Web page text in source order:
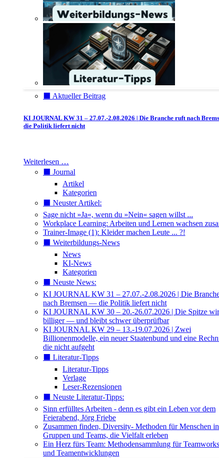
⬛️ Aktueller Beitrag
KI JOURNAL KW 31 – 27.07.-2.08.2026 | Die Branche ruft nach
die Politik liefert nicht
Weiterlesen …
⬛️ Journal
Artikel
Kategorien
⬛️ Neuster Artikel:
Sage nicht »Ja«, wenn du »Nein« sagen willst ...
Workplace Learning: Arbeiten und Lernen wachsen
Trainer-Image (1): Kleider machen Leute ... ?!
⬛️ Weiterbildungs-News
News
KI-News
Kategorien
⬛️ Neuste News:
KI JOURNAL KW 31 – 27.07.-2.08.2026 | Die
nach Bremsen — die Politik liefert nicht
KI JOURNAL KW 30 – 20.-26.07.2026 | Die Spitze
billiger — und bleibt schwer überprüfbar
KI JOURNAL KW 29 – 13.-19.07.2026 | Zwei
Billionenmodelle, ein neuer Staatenbund und eine
die nicht aufgeht
⬛️ Literatur-Tipps
Literatur-Tipps
Verlage
Leser-Rezensionen
⬛️ Neuste Literatur-Tipps:
Sinn erfülltes Arbeiten - denn es gibt ein Leben vor dem
Feierabend, Jörg Friebe
Zusammen finden, Diversity- Methoden für Menschen in
Gruppen und Teams, die Vielfalt erleben
Ein Herz fürs Team: Methodensammlung für
und Teamentwicklungen